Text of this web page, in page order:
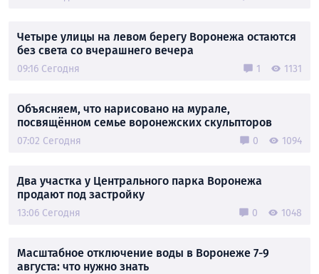
Четыре улицы на левом берегу Воронежа остаются
без света со вчерашнего вечера
09:16 Сегодня 1 1131
Объясняем, что нарисовано на мурале,
посвящённом семье воронежских скульпторов
07:02 Сегодня 0 1094
Два участка у Центрального парка Воронежа
продают под застройку
13:06 Сегодня 0 1048
Масштабное отключение воды в Воронеже 7-9
августа: что нужно знать